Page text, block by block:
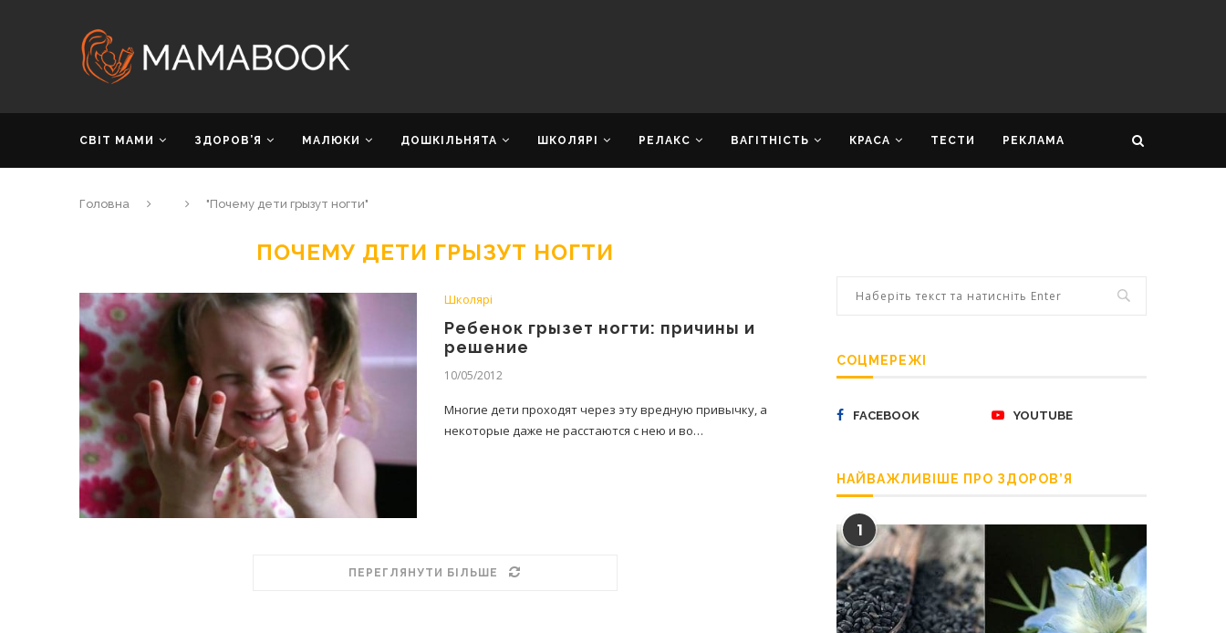
СВІТ МАМИ ЗДОРОВ’Я МАЛЮКИ ДОШКІЛЬНЯТА ШКОЛЯРІ РЕЛАКС ВАГІТНІСТЬ КРАСА ТЕСТИ РЕКЛАМА
Головна "Почему дети грызут ногти"
ПОЧЕМУ ДЕТИ ГРЫЗУТ НОГТИ
Школярі
Ребенок грызет ногти: причины и
решение
10/05/2012
Многие дети проходят через эту вредную привычку, а
некоторые даже не расстаются с нею и во…
ПЕРЕГЛЯНУТИ БІЛЬШЕ
СОЦМЕРЕЖІ
FACEBOOK YOUTUBE
НАЙВАЖЛИВІШЕ ПРО ЗДОРОВ’Я
1